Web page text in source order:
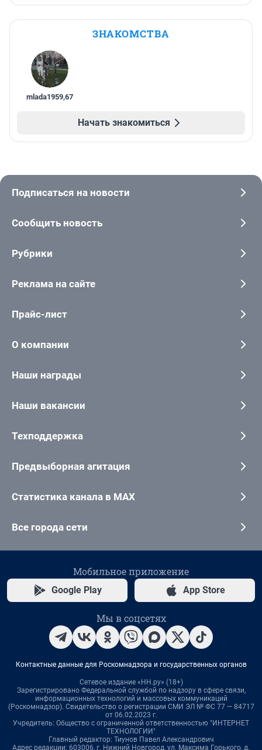
ЗНАКОМСТВА
mlada1959,67
Начать знакомиться
Подписаться на новости
Сообщить новость
Рубрики
Реклама на сайте
Прайс-лист
О компании
Наши награды
Наши вакансии
Техподдержка
Предвыборная агитация
Статистика канала в MAX
Все города сети
Мобильное приложение
Google Play App Store
Мы в соцсетях
Контактные данные для Роскомнадзора и государственных органов
Сетевое издание «НН.ру» (18+)
Зарегистрировано Федеральной службой по надзору в сфере связи,
информационных технологий и массовых коммуникаций
(Роскомнадзор). Свидетельство о регистрации СМИ ЭЛ № ФС 77 — 84717
от 06.02.2023 г.
Учредитель: Общество с ограниченной ответственностью "ИНТЕРНЕТ
ТЕХНОЛОГИИ"
Главный редактор: Тиунов Павел Александрович
Адрес редакции: 603006, г. Нижний Новгород, ул. Максима Горького, д.